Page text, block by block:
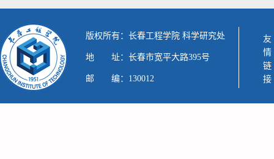
版权所有：长春工程学院 科学研究处
地 址：长春市宽平大路395号
邮 编：130012 友情链接